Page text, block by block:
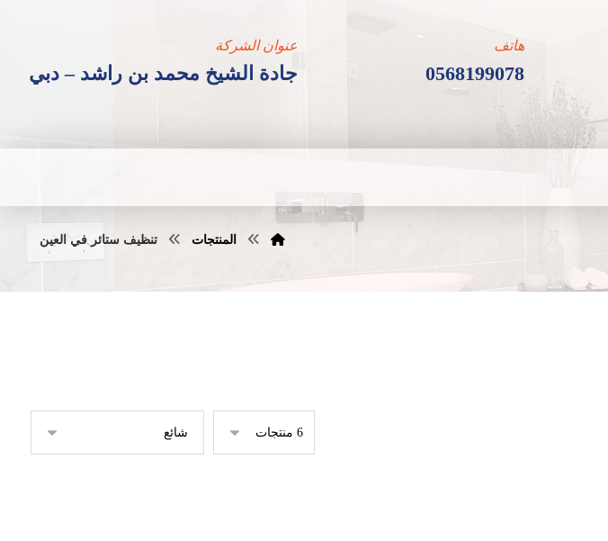
عنوان الشركة
جادة الشيخ محمد بن راشد – دبي
هاتف
0568199078
المنتجات تنظيف ستائر في العين